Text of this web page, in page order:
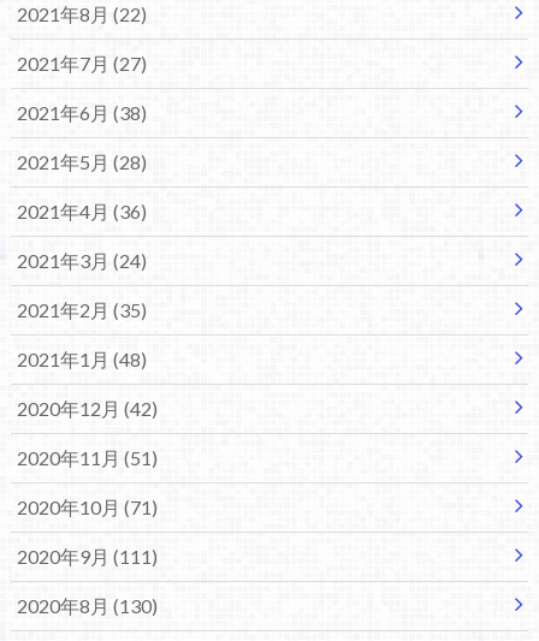
2021年8月 (22)
2021年7月 (27)
2021年6月 (38)
2021年5月 (28)
2021年4月 (36)
2021年3月 (24)
2021年2月 (35)
2021年1月 (48)
2020年12月 (42)
2020年11月 (51)
2020年10月 (71)
2020年9月 (111)
2020年8月 (130)